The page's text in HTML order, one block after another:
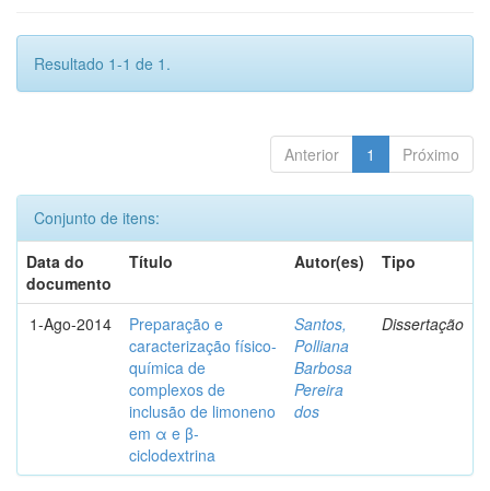
Resultado 1-1 de 1.
Anterior 1 Próximo
Conjunto de itens:
Data do
documento
Título Autor(es) Tipo
1-Ago-2014
Preparação e
caracterização físico-
química de
complexos de
inclusão de limoneno
em α e β-
ciclodextrina
Santos,
Polliana
Barbosa
Pereira
dos
Dissertação